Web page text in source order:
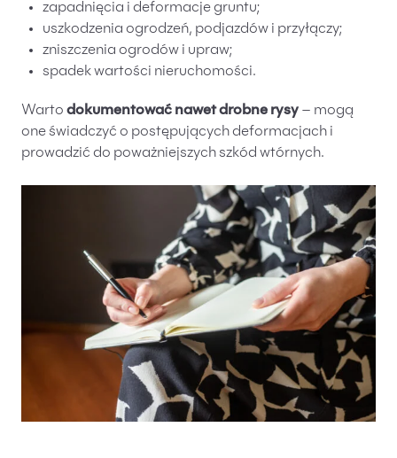
zapadnięcia i deformacje gruntu;
uszkodzenia ogrodzeń, podjazdów i przyłączy;
zniszczenia ogrodów i upraw;
spadek wartości nieruchomości.
Warto dokumentować nawet drobne rysy – mogą
one świadczyć o postępujących deformacjach i
prowadzić do poważniejszych szkód wtórnych.